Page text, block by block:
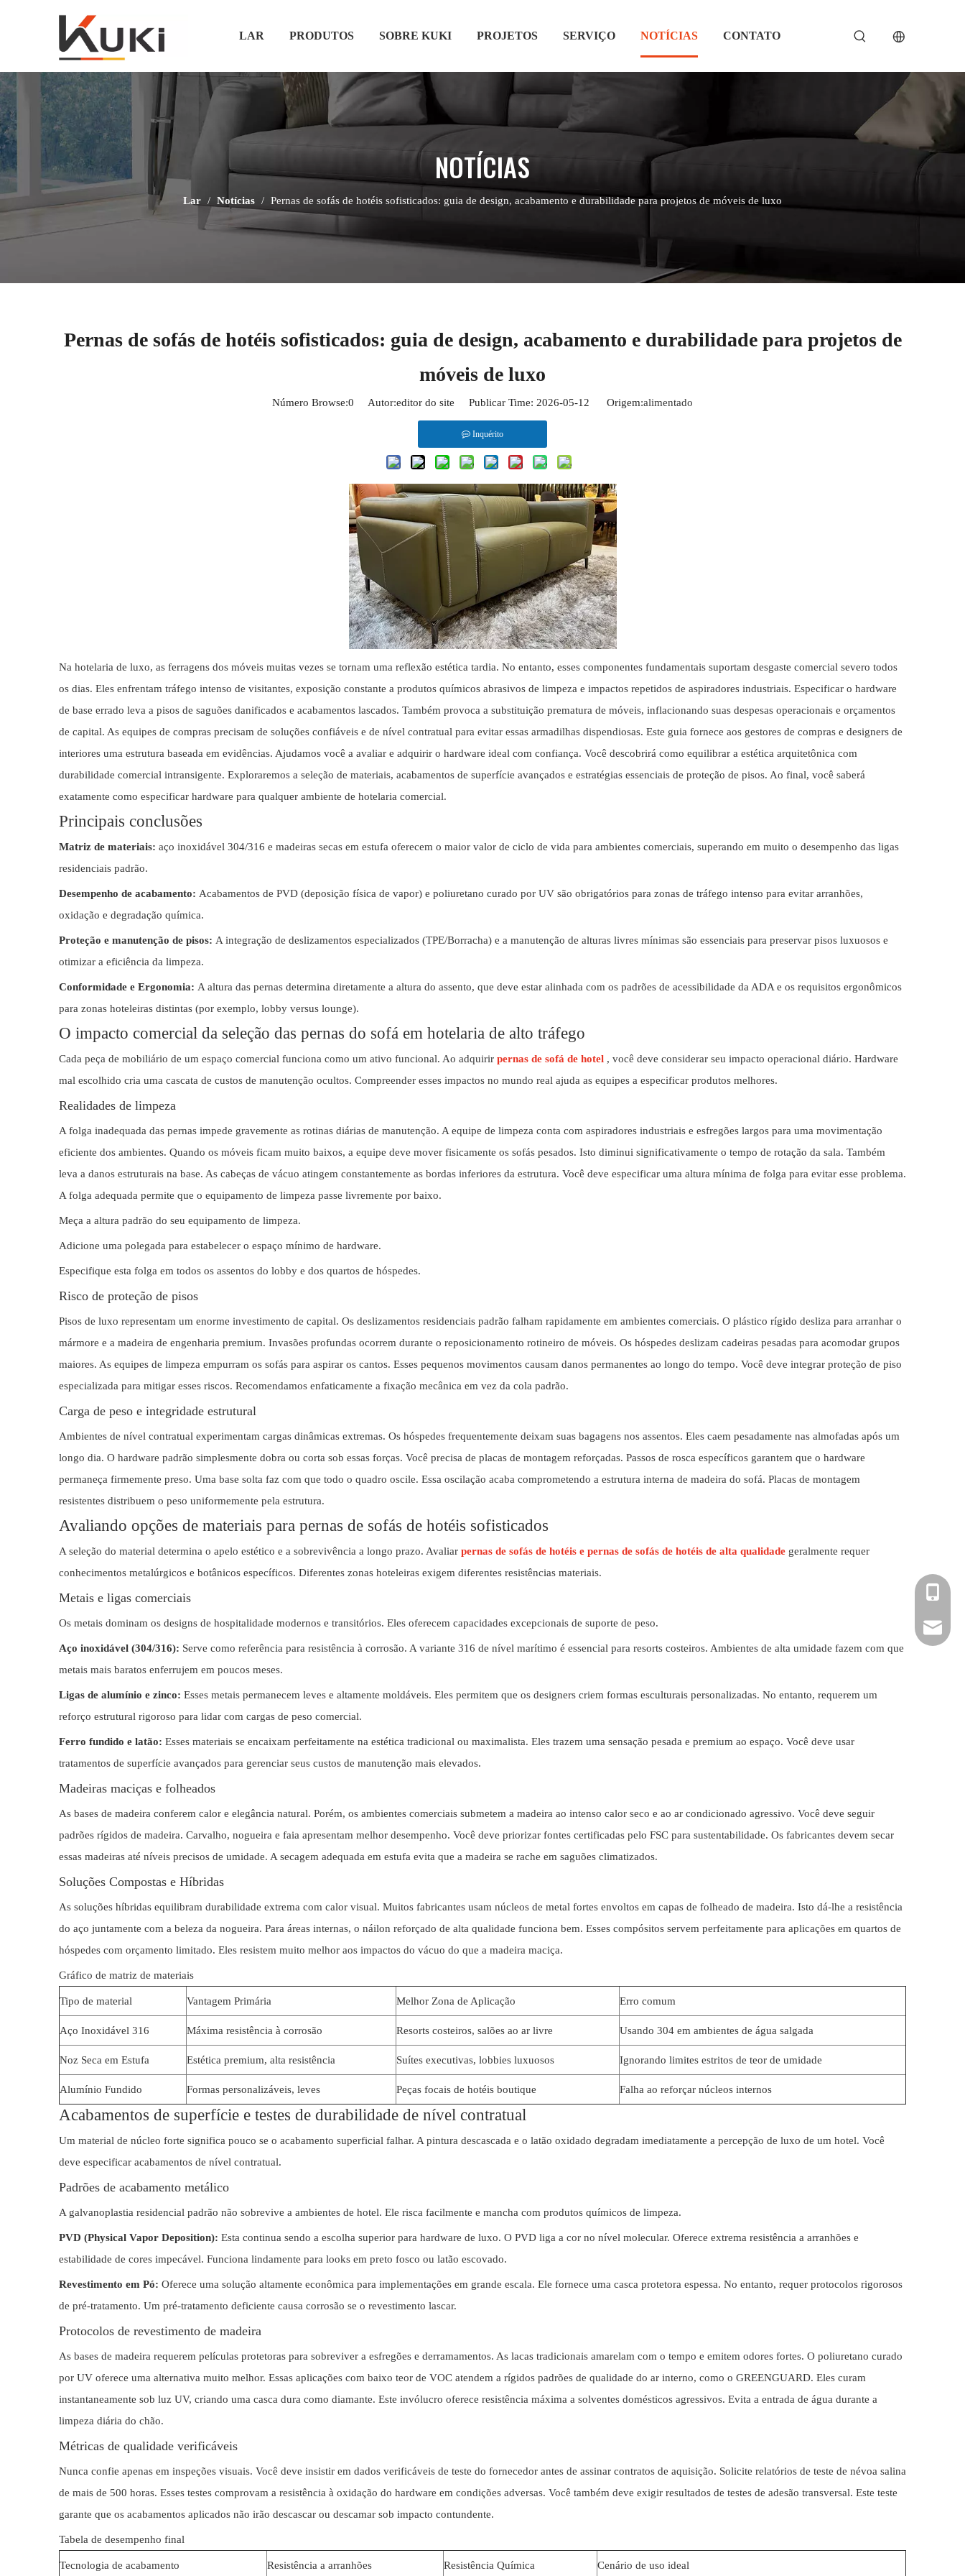
LAR PRODUTOS SOBRE KUKI PROJETOS SERVIÇO NOTÍCIAS CONTATO
NOTÍCIAS
Lar / Notícias / Pernas de sofás de hotéis sofisticados: guia de design, acabamento e durabilidade para projetos de móveis de luxo
Pernas de sofás de hotéis sofisticados: guia de design, acabamento e durabilidade para projetos de
móveis de luxo
Número Browse:0 Autor:editor do site Publicar Time: 2026-05-12 Origem:alimentado
Inquérito
Na hotelaria de luxo, as ferragens dos móveis muitas vezes se tornam uma reflexão estética tardia. No entanto, esses componentes fundamentais suportam desgaste comercial severo todos
os dias. Eles enfrentam tráfego intenso de visitantes, exposição constante a produtos químicos abrasivos de limpeza e impactos repetidos de aspiradores industriais. Especificar o hardware
de base errado leva a pisos de saguões danificados e acabamentos lascados. Também provoca a substituição prematura de móveis, inflacionando suas despesas operacionais e orçamentos
de capital. As equipes de compras precisam de soluções confiáveis ​​e de nível contratual para evitar essas armadilhas dispendiosas. Este guia fornece aos gestores de compras e designers de
interiores uma estrutura baseada em evidências. Ajudamos você a avaliar e adquirir o hardware ideal com confiança. Você descobrirá como equilibrar a estética arquitetônica com
durabilidade comercial intransigente. Exploraremos a seleção de materiais, acabamentos de superfície avançados e estratégias essenciais de proteção de pisos. Ao final, você saberá
exatamente como especificar hardware para qualquer ambiente de hotelaria comercial.
Principais conclusões
Matriz de materiais: aço inoxidável 304/316 e madeiras secas em estufa oferecem o maior valor de ciclo de vida para ambientes comerciais, superando em muito o desempenho das ligas
residenciais padrão.
Desempenho de acabamento: Acabamentos de PVD (deposição física de vapor) e poliuretano curado por UV são obrigatórios para zonas de tráfego intenso para evitar arranhões,
oxidação e degradação química.
Proteção e manutenção de pisos: A integração de deslizamentos especializados (TPE/Borracha) e a manutenção de alturas livres mínimas são essenciais para preservar pisos luxuosos e
otimizar a eficiência da limpeza.
Conformidade e Ergonomia: A altura das pernas determina diretamente a altura do assento, que deve estar alinhada com os padrões de acessibilidade da ADA e os requisitos ergonômicos
para zonas hoteleiras distintas (por exemplo, lobby versus lounge).
O impacto comercial da seleção das pernas do sofá em hotelaria de alto tráfego
Cada peça de mobiliário de um espaço comercial funciona como um ativo funcional. Ao adquirir pernas de sofá de hotel , você deve considerar seu impacto operacional diário. Hardware
mal escolhido cria uma cascata de custos de manutenção ocultos. Compreender esses impactos no mundo real ajuda as equipes a especificar produtos melhores.
Realidades de limpeza
A folga inadequada das pernas impede gravemente as rotinas diárias de manutenção. A equipe de limpeza conta com aspiradores industriais e esfregões largos para uma movimentação
eficiente dos ambientes. Quando os móveis ficam muito baixos, a equipe deve mover fisicamente os sofás pesados. Isto diminui significativamente o tempo de rotação da sala. Também
leva a danos estruturais na base. As cabeças de vácuo atingem constantemente as bordas inferiores da estrutura. Você deve especificar uma altura mínima de folga para evitar esse problema.
A folga adequada permite que o equipamento de limpeza passe livremente por baixo.
Meça a altura padrão do seu equipamento de limpeza.
Adicione uma polegada para estabelecer o espaço mínimo de hardware.
Especifique esta folga em todos os assentos do lobby e dos quartos de hóspedes.
Risco de proteção de pisos
Pisos de luxo representam um enorme investimento de capital. Os deslizamentos residenciais padrão falham rapidamente em ambientes comerciais. O plástico rígido desliza para arranhar o
mármore e a madeira de engenharia premium. Invasões profundas ocorrem durante o reposicionamento rotineiro de móveis. Os hóspedes deslizam cadeiras pesadas para acomodar grupos
maiores. As equipes de limpeza empurram os sofás para aspirar os cantos. Esses pequenos movimentos causam danos permanentes ao longo do tempo. Você deve integrar proteção de piso
especializada para mitigar esses riscos. Recomendamos enfaticamente a fixação mecânica em vez da cola padrão.
Carga de peso e integridade estrutural
Ambientes de nível contratual experimentam cargas dinâmicas extremas. Os hóspedes frequentemente deixam suas bagagens nos assentos. Eles caem pesadamente nas almofadas após um
longo dia. O hardware padrão simplesmente dobra ou corta sob essas forças. Você precisa de placas de montagem reforçadas. Passos de rosca específicos garantem que o hardware
permaneça firmemente preso. Uma base solta faz com que todo o quadro oscile. Essa oscilação acaba comprometendo a estrutura interna de madeira do sofá. Placas de montagem
resistentes distribuem o peso uniformemente pela estrutura.
Avaliando opções de materiais para pernas de sofás de hotéis sofisticados
A seleção do material determina o apelo estético e a sobrevivência a longo prazo. Avaliar pernas de sofás de hotéis e pernas de sofás de hotéis de alta qualidade geralmente requer
conhecimentos metalúrgicos e botânicos específicos. Diferentes zonas hoteleiras exigem diferentes resistências materiais.
Metais e ligas comerciais
Os metais dominam os designs de hospitalidade modernos e transitórios. Eles oferecem capacidades excepcionais de suporte de peso.
Aço inoxidável (304/316): Serve como referência para resistência à corrosão. A variante 316 de nível marítimo é essencial para resorts costeiros. Ambientes de alta umidade fazem com que
metais mais baratos enferrujem em poucos meses.
Ligas de alumínio e zinco: Esses metais permanecem leves e altamente moldáveis. Eles permitem que os designers criem formas esculturais personalizadas. No entanto, requerem um
reforço estrutural rigoroso para lidar com cargas de peso comercial.
Ferro fundido e latão: Esses materiais se encaixam perfeitamente na estética tradicional ou maximalista. Eles trazem uma sensação pesada e premium ao espaço. Você deve usar
tratamentos de superfície avançados para gerenciar seus custos de manutenção mais elevados.
Madeiras maciças e folheados
As bases de madeira conferem calor e elegância natural. Porém, os ambientes comerciais submetem a madeira ao intenso calor seco e ao ar condicionado agressivo. Você deve seguir
padrões rígidos de madeira. Carvalho, nogueira e faia apresentam melhor desempenho. Você deve priorizar fontes certificadas pelo FSC para sustentabilidade. Os fabricantes devem secar
essas madeiras até níveis precisos de umidade. A secagem adequada em estufa evita que a madeira se rache em saguões climatizados.
Soluções Compostas e Híbridas
As soluções híbridas equilibram durabilidade extrema com calor visual. Muitos fabricantes usam núcleos de metal fortes envoltos em capas de folheado de madeira. Isto dá-lhe a resistência
do aço juntamente com a beleza da nogueira. Para áreas internas, o náilon reforçado de alta qualidade funciona bem. Esses compósitos servem perfeitamente para aplicações em quartos de
hóspedes com orçamento limitado. Eles resistem muito melhor aos impactos do vácuo do que a madeira maciça.
Gráfico de matriz de materiais
Tipo de material Vantagem Primária Melhor Zona de Aplicação Erro comum
Aço Inoxidável 316 Máxima resistência à corrosão Resorts costeiros, salões ao ar livre Usando 304 em ambientes de água salgada
Noz Seca em Estufa Estética premium, alta resistência Suítes executivas, lobbies luxuosos Ignorando limites estritos de teor de umidade
Alumínio Fundido Formas personalizáveis, leves Peças focais de hotéis boutique Falha ao reforçar núcleos internos
Acabamentos de superfície e testes de durabilidade de nível contratual
Um material de núcleo forte significa pouco se o acabamento superficial falhar. A pintura descascada e o latão oxidado degradam imediatamente a percepção de luxo de um hotel. Você
deve especificar acabamentos de nível contratual.
Padrões de acabamento metálico
A galvanoplastia residencial padrão não sobrevive a ambientes de hotel. Ele risca facilmente e mancha com produtos químicos de limpeza.
PVD (Physical Vapor Deposition): Esta continua sendo a escolha superior para hardware de luxo. O PVD liga a cor no nível molecular. Oferece extrema resistência a arranhões e
estabilidade de cores impecável. Funciona lindamente para looks em preto fosco ou latão escovado.
Revestimento em Pó: Oferece uma solução altamente econômica para implementações em grande escala. Ele fornece uma casca protetora espessa. No entanto, requer protocolos rigorosos
de pré-tratamento. Um pré-tratamento deficiente causa corrosão se o revestimento lascar.
Protocolos de revestimento de madeira
As bases de madeira requerem películas protetoras para sobreviver a esfregões e derramamentos. As lacas tradicionais amarelam com o tempo e emitem odores fortes. O poliuretano curado
por UV oferece uma alternativa muito melhor. Essas aplicações com baixo teor de VOC atendem a rígidos padrões de qualidade do ar interno, como o GREENGUARD. Eles curam
instantaneamente sob luz UV, criando uma casca dura como diamante. Este invólucro oferece resistência máxima a solventes domésticos agressivos. Evita a entrada de água durante a
limpeza diária do chão.
Métricas de qualidade verificáveis
Nunca confie apenas em inspeções visuais. Você deve insistir em dados verificáveis ​​de teste do fornecedor antes de assinar contratos de aquisição. Solicite relatórios de teste de névoa salina
de mais de 500 horas. Esses testes comprovam a resistência à oxidação do hardware em condições adversas. Você também deve exigir resultados de testes de adesão transversal. Este teste
garante que os acabamentos aplicados não irão descascar ou descamar sob impacto contundente.
Tabela de desempenho final
Tecnologia de acabamento Resistência a arranhões Resistência Química Cenário de uso ideal
+86-